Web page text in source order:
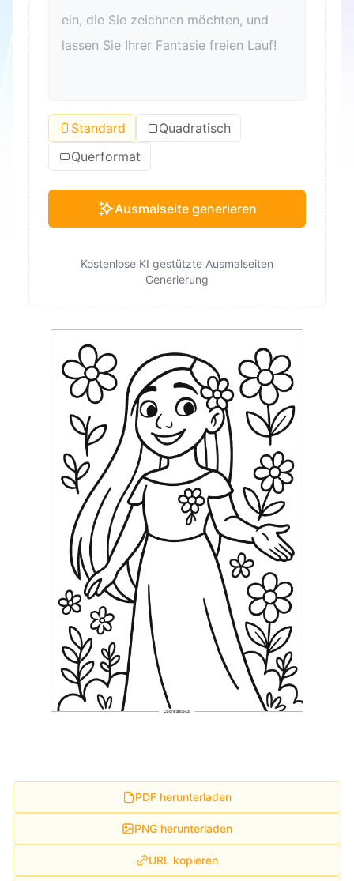
Standard
Quadratisch
Querformat
Ausmalseite generieren
Kostenlose KI gestützte Ausmalseiten
Generierung
PDF herunterladen
PNG herunterladen
URL kopieren